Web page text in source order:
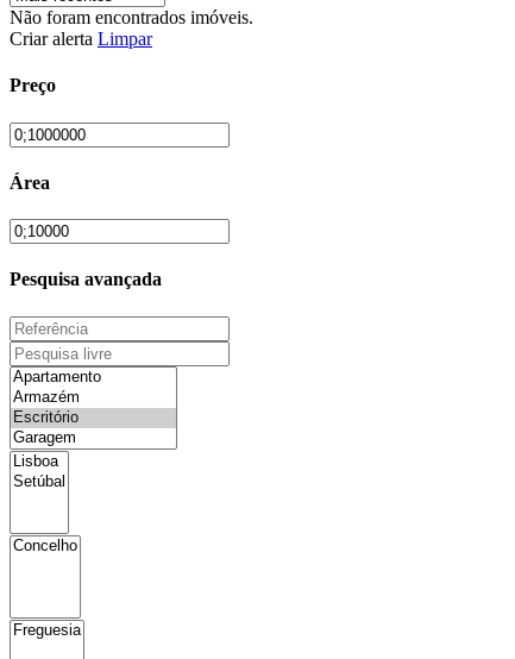
Não foram encontrados imóveis.
Criar alerta Limpar
Preço
Área
Pesquisa avançada